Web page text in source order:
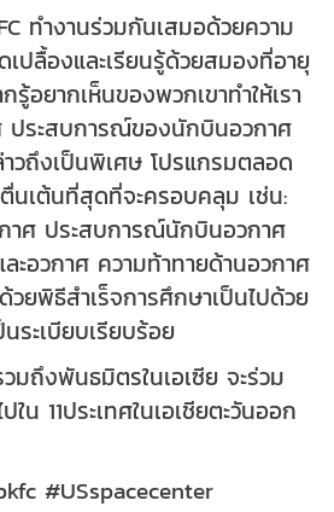
ทำงานร่วมกันเสมอด้วยความ
ปลื้องและเรียนรู้ด้วยสมองที่อายุ
รู้อยากเห็นของพวกเขาทำให้เรา
ประสบการณ์ของนักบินอวกาศ
วถึงเป็นพิเศษ โปรแกรมตลอด
นเต้นที่สุดที่จะครอบคลุม เช่น:
าศ ประสบการณ์นักบินอวกาศ
ะอวกาศ ความท้าทายด้านอวกาศ
ยพิธีสำเร็จการศึกษาเป็นไปด้วย
ระเบียบเรียบร้อย
วมถึงพันธมิตรในเอเซีย จะร่วม
น 11ประเทศในเอเชียตะวันออก
#USspacecenter